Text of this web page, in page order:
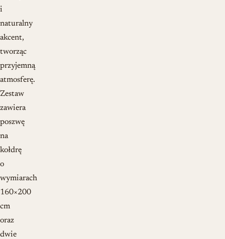
i
naturalny
akcent,
tworząc
przyjemną
atmosferę.
Zestaw
zawiera
poszwę
na
kołdrę
o
wymiarach
160×200
cm
oraz
dwie